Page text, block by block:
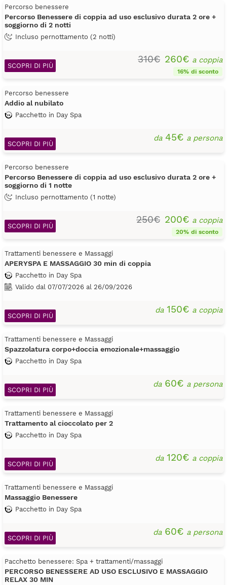
Percorso benessere
Percorso Benessere di coppia ad uso esclusivo durata 2 ore +
soggiorno di 2 notti
Incluso pernottamento (2 notti)
310€ 260€ a coppia
16% di sconto
SCOPRI DI PIÙ
Percorso benessere
Addio al nubilato
Pacchetto in Day Spa
da45€ a persona
SCOPRI DI PIÙ
Percorso benessere
Percorso Benessere di coppia ad uso esclusivo durata 2 ore +
soggiorno di 1 notte
Incluso pernottamento (1 notte)
250€ 200€ a coppia
20% di sconto
SCOPRI DI PIÙ
Trattamenti benessere e Massaggi
APERYSPA E MASSAGGIO 30 min di coppia
Pacchetto in Day Spa
Valido dal 07/07/2026 al 26/09/2026
da150€ a coppia
SCOPRI DI PIÙ
Trattamenti benessere e Massaggi
Spazzolatura corpo+doccia emozionale+massaggio
Pacchetto in Day Spa
da60€ a persona
SCOPRI DI PIÙ
Trattamenti benessere e Massaggi
Trattamento al cioccolato per 2
Pacchetto in Day Spa
da120€ a coppia
SCOPRI DI PIÙ
Trattamenti benessere e Massaggi
Massaggio Benessere
Pacchetto in Day Spa
da60€ a persona
SCOPRI DI PIÙ
Pacchetto benessere: Spa + trattamenti/massaggi
PERCORSO BENESSERE AD USO ESCLUSIVO E MASSAGGIO
RELAX 30 MIN